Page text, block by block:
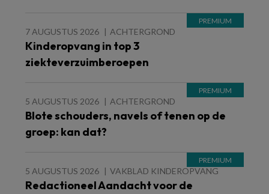
7 AUGUSTUS 2026 ACHTERGROND
Kinderopvang in top 3
ziekteverzuimberoepen
5 AUGUSTUS 2026 ACHTERGROND
Blote schouders, navels of tenen op de
groep: kan dat?
5 AUGUSTUS 2026 VAKBLAD KINDEROPVANG
Redactioneel Aandacht voor de